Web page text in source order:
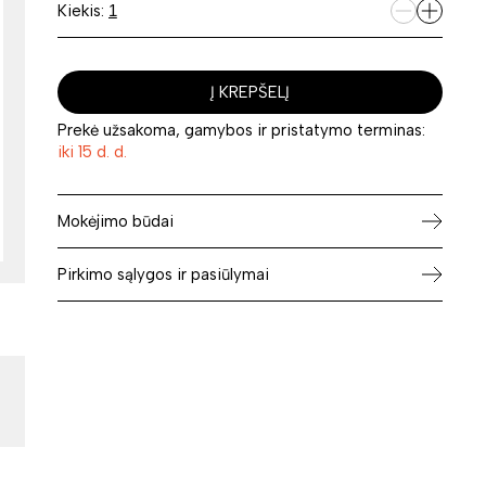
Kiekis:
Į KREPŠELĮ
Prekė užsakoma, gamybos ir pristatymo terminas:
iki 15 d. d.
Mokėjimo būdai
Pirkimo sąlygos ir pasiūlymai